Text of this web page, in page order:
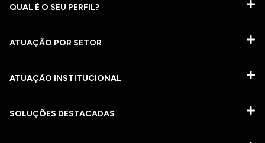
QUAL É O SEU PERFIL?
ATUAÇÃO POR SETOR
ATUAÇÃO INSTITUCIONAL
SOLUÇÕES DESTACADAS